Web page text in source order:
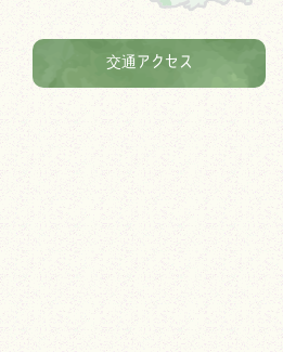
交通アクセス